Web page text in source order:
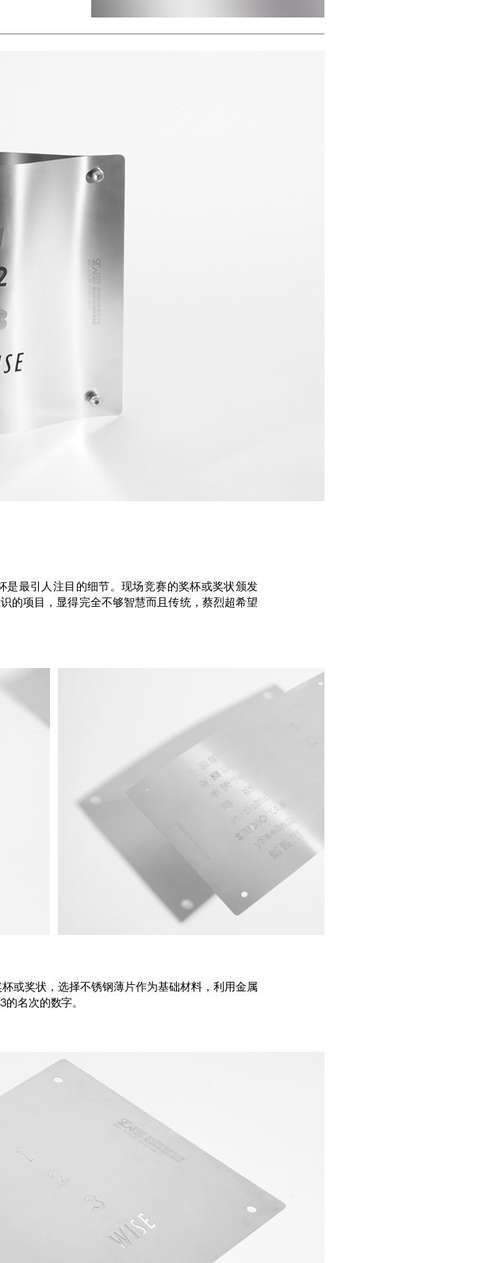
是最引人注目的细节。现场竞赛的奖杯或奖状颁发
的项目，显得完全不够智慧而且传统，蔡烈超希望
或奖状，选择不锈钢薄片作为基础材料，利用金属
名次的数字。